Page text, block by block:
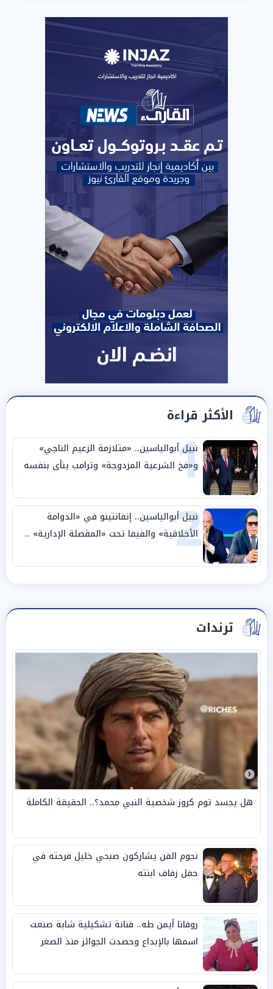
الأكثر قراءة
1
نبيل أبوالياسين.. «متلازمة الزعيم الناجي»
و«فخ الشرعية المزدوجة» وترامب ينأى بنفسه
وحليفه في «ميتم استراتيجي»
2
نبيل أبوالياسين.. إنفانتينو في «الدوامة
الأخلاقية» والفيفا تحت «المقصلة الإدارية» ..
«عبادة العرش وجنازة المصداقية»
ترندات
هل يجسد توم كروز شخصية النبي محمد؟.. الحقيقة الكاملة
نجوم الفن يشاركون صبحي خليل فرحته في
حفل زفاف ابنته
روفانا أيمن طه.. فنانة تشكيلية شابة صنعت
اسمها بالإبداع وحصدت الجوائز منذ الصغر